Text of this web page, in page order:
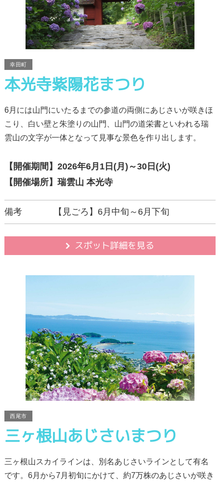
幸田町
本光寺紫陽花まつり
6月には山門にいたるまでの参道の両側にあじさいが咲きほ
こり、白い壁と朱塗りの山門、山門の道栄書といわれる瑞
雲山の文字が一体となって見事な景色を作り出します。
【開催期間】2026年6月1日(月)～30日(火)
【開催場所】瑞雲山 本光寺
備考 【見ごろ】6月中旬～6月下旬
スポット詳細を見る
西尾市
三ヶ根山あじさいまつり
三ヶ根山スカイラインは、別名あじさいラインとして有名
です。6月から7月初旬にかけて、約7万株のあじさいが咲き